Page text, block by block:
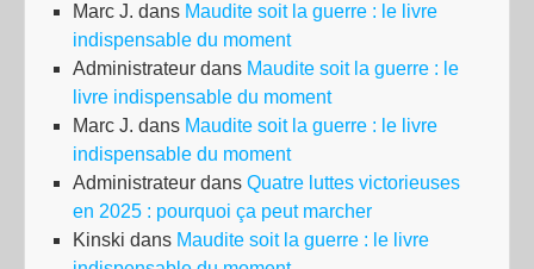
Marc J. dans Maudite soit la guerre : le livre
indispensable du moment
Administrateur dans Maudite soit la guerre : le
livre indispensable du moment
Marc J. dans Maudite soit la guerre : le livre
indispensable du moment
Administrateur dans Quatre luttes victorieuses
en 2025 : pourquoi ça peut marcher
Kinski dans Maudite soit la guerre : le livre